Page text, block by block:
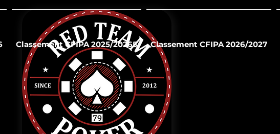
Classement CFIPA 2025/20265 Classement CFIPA 2026/2027